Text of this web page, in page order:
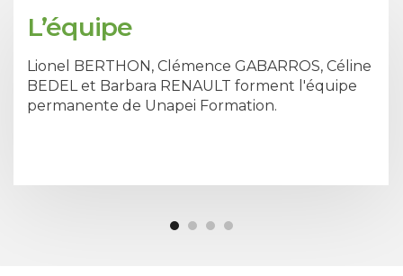
L’équipe
Lionel BERTHON, Clémence GABARROS, Céline
BEDEL et Barbara RENAULT forment l'équipe
permanente de Unapei Formation.